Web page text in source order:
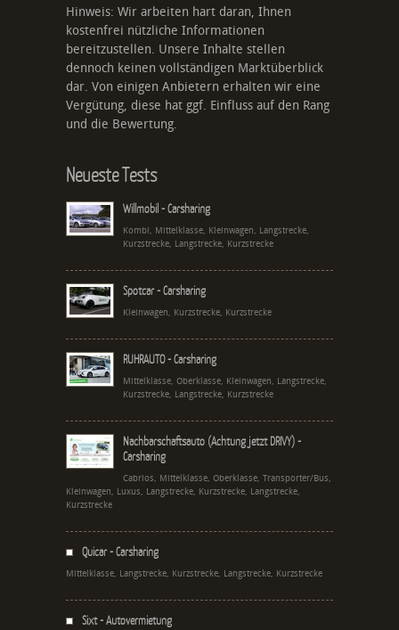
Hinweis: Wir arbeiten hart daran, Ihnen
kostenfrei nützliche Informationen
bereitzustellen. Unsere Inhalte stellen
dennoch keinen vollständigen Marktüberblick
dar. Von einigen Anbietern erhalten wir eine
Vergütung, diese hat ggf. Einfluss auf den Rang
und die Bewertung.
Neueste Tests
Willmobil - Carsharing
Kombi, Mittelklasse, Kleinwagen, Langstrecke,
Kurzstrecke, Langstrecke, Kurzstrecke
Spotcar - Carsharing
Kleinwagen, Kurzstrecke, Kurzstrecke
RUHRAUTO - Carsharing
Mittelklasse, Oberklasse, Kleinwagen, Langstrecke,
Kurzstrecke, Langstrecke, Kurzstrecke
Nachbarschaftsauto (Achtung jetzt DRIVY) -
Carsharing
Cabrios, Mittelklasse, Oberklasse, Transporter/Bus,
Kleinwagen, Luxus, Langstrecke, Kurzstrecke, Langstrecke,
Kurzstrecke
Quicar - Carsharing
Mittelklasse, Langstrecke, Kurzstrecke, Langstrecke, Kurzstrecke
Sixt - Autovermietung